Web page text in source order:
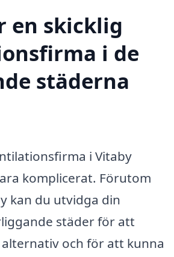
en skicklig
i de
städerna
i Vitaby
komplicerat. Förutom
kan du utvidga din
städer för att
och för att kunna